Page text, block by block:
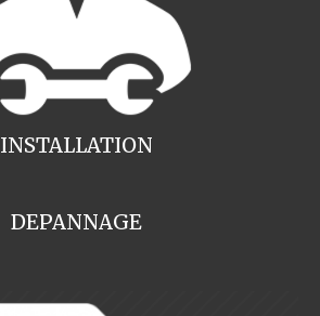
INSTALLATION
DEPANNAGE